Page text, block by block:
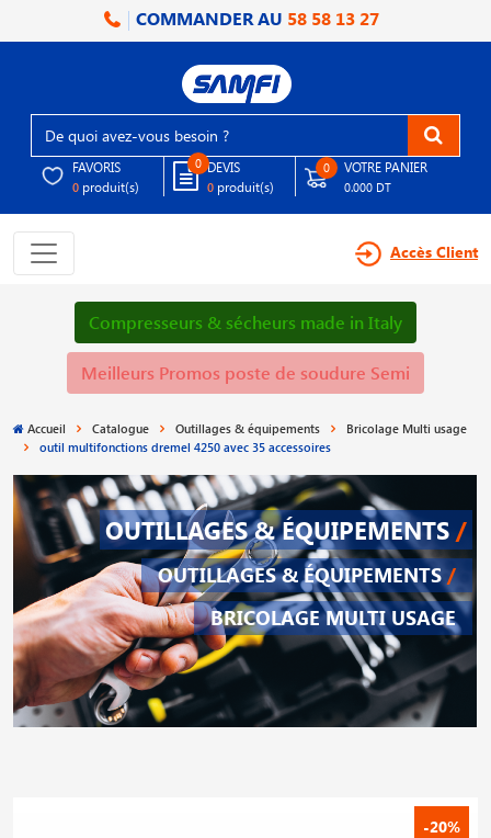
COMMANDER AU 58 58 13 27
FAVORIS
0 produit(s)
0 DEVIS
0 produit(s)
0 VOTRE PANIER
0.000 DT
Accès Client
Compresseurs & sécheurs made in Italy
Meilleurs Promos poste de soudure Semi
Accueil Catalogue Outillages & équipements
Bricolage Multi usage
outil multifonctions dremel 4250 avec 35 accessoires
OUTILLAGES & ÉQUIPEMENTS /
OUTILLAGES & ÉQUIPEMENTS /
BRICOLAGE MULTI USAGE
-20%